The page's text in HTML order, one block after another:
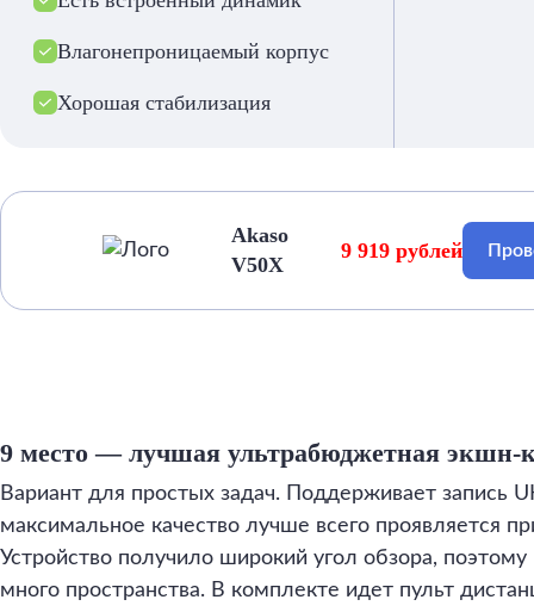
Влагонепроницаемый корпус
Хорошая стабилизация
Akaso
V50X
9 919 рублей
9 место — лучшая ультрабюджетная экшн-
Вариант для простых задач. Поддерживает запись
максимальное качество лучше всего проявляется
Устройство получило широкий угол обзора,
много пространства. В комплекте идет пульт